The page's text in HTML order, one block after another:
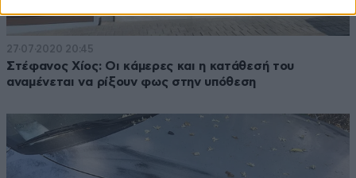
27·07·2020 20:45
Στέφανος Χίος: Οι κάμερες και η κατάθεσή του
αναμένεται να ρίξουν φως στην υπόθεση